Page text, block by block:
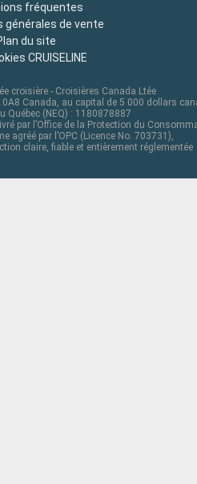
fréquentes
générales de vente
du site
CRUISELINE
croisière - Croisières Canada Ltée
Canada, au capital de 5 000 dollars
Québec (NEQ) : 1180878887
par l’Office de la Protection du
agréé par l’OPC (Licence No. 703731),
claire, fiable et entièrement réglementée